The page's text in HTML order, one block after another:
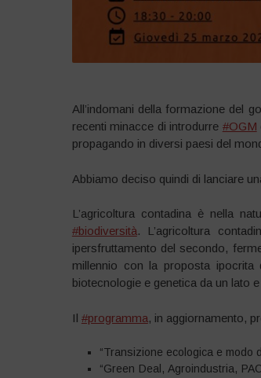
All’indomani della formazione del
recenti minacce di introdurre #OGM
propagando in diversi paesi del
Abbiamo deciso quindi di lanciare
L’agricoltura contadina è nella
#biodiversità. L’agricoltura
ipersfruttamento del secondo,
millennio con la proposta ipocrita
biotecnologie e genetica da un lato
Il #programma, in aggiornamento,
“Transizione ecologica e modo
“Green Deal, Agroindustria,